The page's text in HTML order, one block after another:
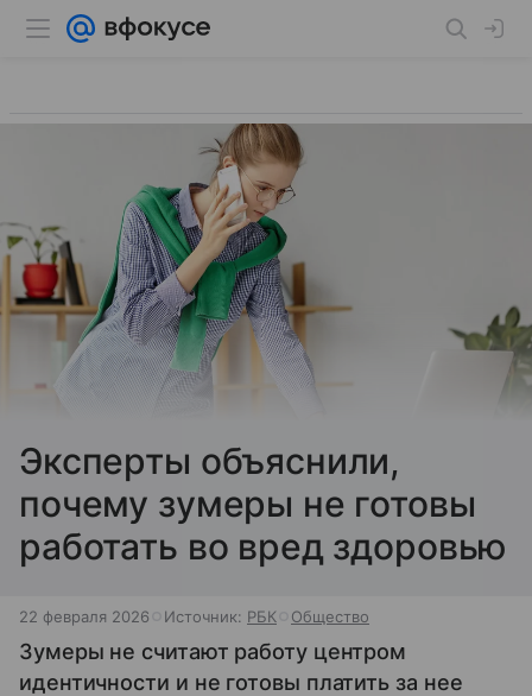
Эксперты объяснили,
почему зумеры не готовы
работать во вред здоровью
22 февраля 2026 Источник: РБК Общество
Зумеры не считают работу центром
идентичности и не готовы платить за нее